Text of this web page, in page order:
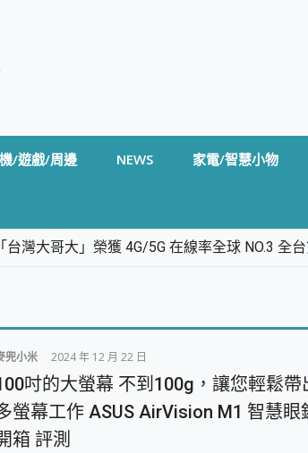
/遊戲/周邊 NEWS 家電/智慧小物
灣大哥大」榮獲 4G/5G 在線率全球 NO.3 全
的 FireCuda X1070 SSD 固態硬碟開箱 評測
全無線設計 SpotCam Solo Eco 太陽能防水雲
14 AI+ D3MG-031TW 14吋 開箱評價，
16 Pro 開箱評價~ 2 億畫素 LumaColor 影
系列保護貼怎麼選？imos AR 低反光玻璃、藍
Watch 5 開箱 評測
聯想 Yoga Book 9 14吋 AI輕薄筆電 開箱 評
兜小米 2024 年 12 月 22 日
吋的大螢幕 不到100g，讓您輕鬆帶
螢幕工作 ASUS AirVision M1 智慧眼
箱 評測